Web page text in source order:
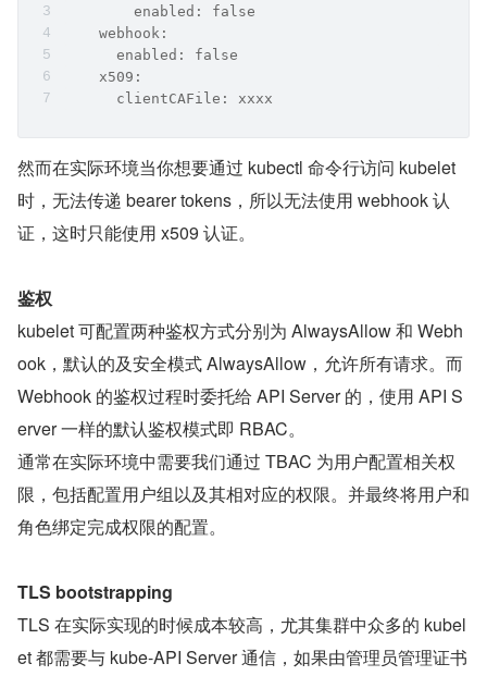
        enabled: false
    webhook:
      enabled: false
    x509:
      clientCAFile: xxxx
然而在实际环境当你想要通过 kubectl 命令行访问 kubelet
时，无法传递 bearer tokens，所以无法使用 webhook 认
证，这时只能使用 x509 认证。
鉴权
kubelet 可配置两种鉴权方式分别为 AlwaysAllow 和 Webh
ook，默认的及安全模式 AlwaysAllow，允许所有请求。而
Webhook 的鉴权过程时委托给 API Server 的，使用 API S
erver 一样的默认鉴权模式即 RBAC。
通常在实际环境中需要我们通过 TBAC 为用户配置相关权
限，包括配置用户组以及其相对应的权限。并最终将用户和
角色绑定完成权限的配置。
TLS bootstrapping
TLS 在实际实现的时候成本较高，尤其集群中众多的 kubel
et 都需要与 kube-API Server 通信，如果由管理员管理证书